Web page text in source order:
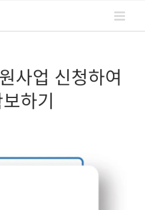
사업 신청하여
하기